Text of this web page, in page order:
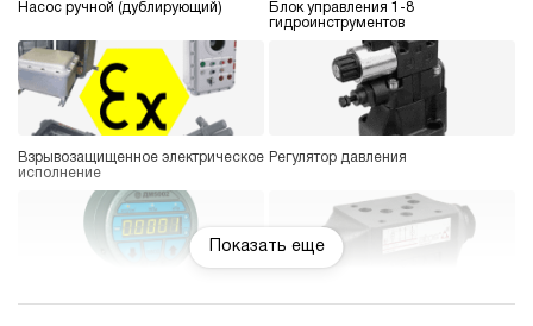
Насос ручной (дублирующий)
Блок управления 1-8
гидроинструментов
Взрывозащищенное электрическое
исполнение
Регулятор давления
Манометр цифровой или
Гидравлический замок
Показать еще